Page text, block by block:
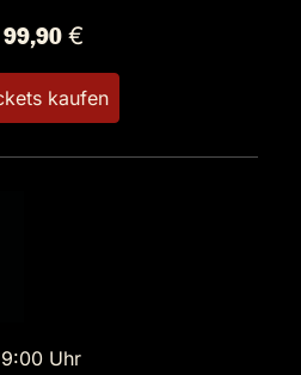
99,90 €
kaufen
Uhr